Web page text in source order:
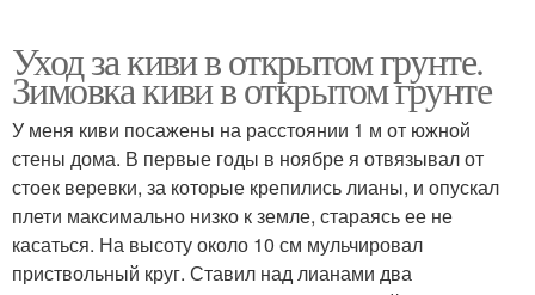
Уход за киви в открытом грунте.
Зимовка киви в открытом грунте
У меня киви посажены на расстоянии 1 м от южной
стены дома. В первые годы в ноябре я отвязывал от
стоек веревки, за которые крепились лианы, и опускал
плети максимально низко к земле, стараясь ее не
касаться. На высоту около 10 см мульчировал
приствольный круг. Ставил над лианами два